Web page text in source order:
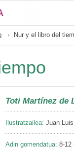
Nur y el libro del
Toti Martínez de
Ilustratzailea: Juan
Adin gomendatua: 8-12